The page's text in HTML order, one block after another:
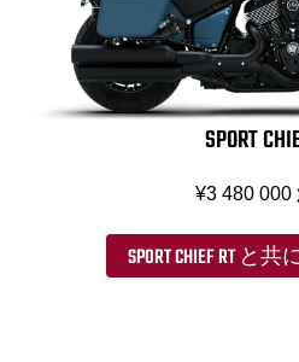
SPORT
¥3 480 000
SPORT CHIEF RT と